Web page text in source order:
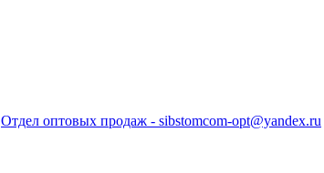
Отдел оптовых продаж - sibstomcom-opt@yandex.ru